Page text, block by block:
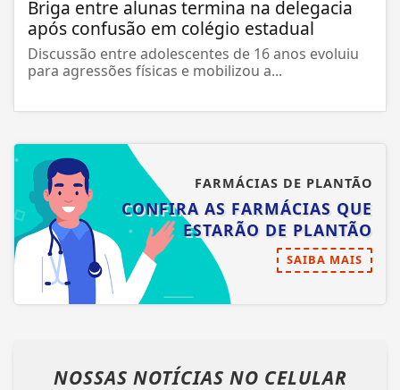
Briga entre alunas termina na delegacia
após confusão em colégio estadual
Discussão entre adolescentes de 16 anos evoluiu
para agressões físicas e mobilizou a...
FARMÁCIAS DE PLANTÃO
CONFIRA AS FARMÁCIAS QUE
ESTARÃO DE PLANTÃO
SAIBA MAIS
NOSSAS NOTÍCIAS NO CELULAR